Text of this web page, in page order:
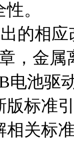
。
的相
，金
电池
标准
关标